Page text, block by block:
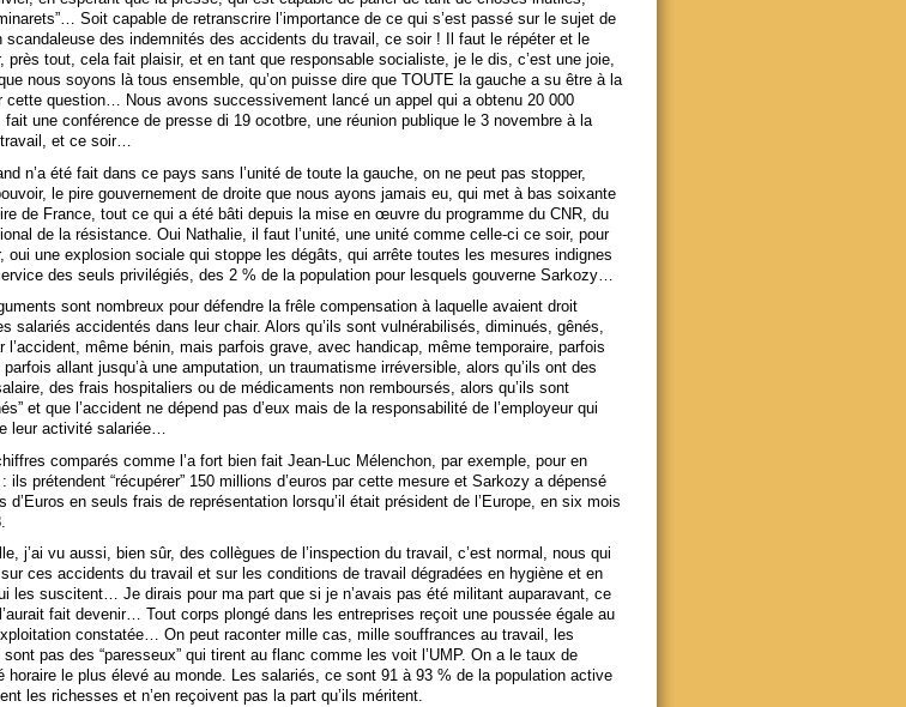
Soit capable de retranscrire l’importance de ce qui s’est passé sur le sujet de
scandaleuse des indemnités des accidents du travail, ce soir ! Il faut le répéter et le
près tout, cela fait plaisir, et en tant que responsable socialiste, je le dis, c’est une joie,
nous soyons là tous ensemble, qu’on puisse dire que TOUTE la gauche a su être à la
cette question… Nous avons successivement lancé un appel qui a obtenu 20 000
fait une conférence de presse di 19 ocotbre, une réunion publique le 3 novembre à la
et ce soir…
n’a été fait dans ce pays sans l’unité de toute la gauche, on ne peut pas stopper,
le pire gouvernement de droite que nous ayons jamais eu, qui met à bas soixante
de France, tout ce qui a été bâti depuis la mise en œuvre du programme du CNR, du
de la résistance. Oui Nathalie, il faut l’unité, une unité comme celle-ci ce soir, pour
oui une explosion sociale qui stoppe les dégâts, qui arrête toutes les mesures indignes
des seuls privilégiés, des 2 % de la population pour lesquels gouverne Sarkozy…
sont nombreux pour défendre la frêle compensation à laquelle avaient droit
salariés accidentés dans leur chair. Alors qu’ils sont vulnérabilisés, diminués, gênés,
l’accident, même bénin, mais parfois grave, avec handicap, même temporaire, parfois
parfois allant jusqu’à une amputation, un traumatisme irréversible, alors qu’ils ont des
des frais hospitaliers ou de médicaments non remboursés, alors qu’ils sont
et que l’accident ne dépend pas d’eux mais de la responsabilité de l’employeur qui
leur activité salariée…
comparés comme l’a fort bien fait Jean-Luc Mélenchon, par exemple, pour en
ils prétendent “récupérer” 150 millions d’euros par cette mesure et Sarkozy a dépensé
d’Euros en seuls frais de représentation lorsqu’il était président de l’Europe, en six mois
j’ai vu aussi, bien sûr, des collègues de l’inspection du travail, c’est normal, nous qui
ces accidents du travail et sur les conditions de travail dégradées en hygiène et en
les suscitent… Je dirais pour ma part que si je n’avais pas été militant auparavant, ce
fait devenir… Tout corps plongé dans les entreprises reçoit une poussée égale au
constatée… On peut raconter mille cas, mille souffrances au travail, les
pas des “paresseux” qui tirent au flanc comme les voit l’UMP. On a le taux de
horaire le plus élevé au monde. Les salariés, ce sont 91 à 93 % de la population active
les richesses et n’en reçoivent pas la part qu’ils méritent.